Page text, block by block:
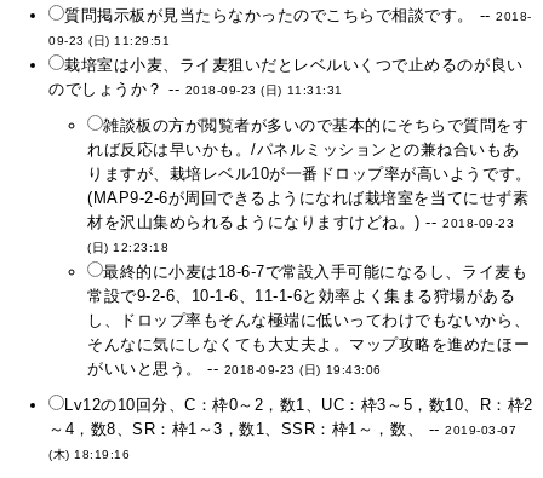
質問掲示板が見当たらなかったのでこちらで相談です。 --2018-
09-23 (日) 11:29:51
栽培室は小麦、ライ麦狙いだとレベルいくつで止めるのが良い
のでしょうか？ -- 2018-09-23 (日) 11:31:31
雑談板の方が閲覧者が多いので基本的にそちらで質問をす
れば反応は早いかも。/パネルミッションとの兼ね合いもあ
りますが、栽培レベル10が一番ドロップ率が高いようです。
(MAP9-2-6が周回できるようになれば栽培室を当てにせず素
材を沢山集められるようになりますけどね。) --2018-09-23
(日) 12:23:18
最終的に小麦は18-6-7で常設入手可能になるし、ライ麦も
常設で9-2-6、10-1-6、11-1-6と効率よく集まる狩場がある
し、ドロップ率もそんな極端に低いってわけでもないから、
そんなに気にしなくても大丈夫よ。マップ攻略を進めたほー
がいいと思う。 -- 2018-09-23 (日) 19:43:06
Lv12の10回分、C：枠0～2，数1、UC：枠3～5，数10、R：枠2
～4，数8、SR：枠1～3，数1、SSR：枠1～，数、 --2019-03-07
(木) 18:19:16